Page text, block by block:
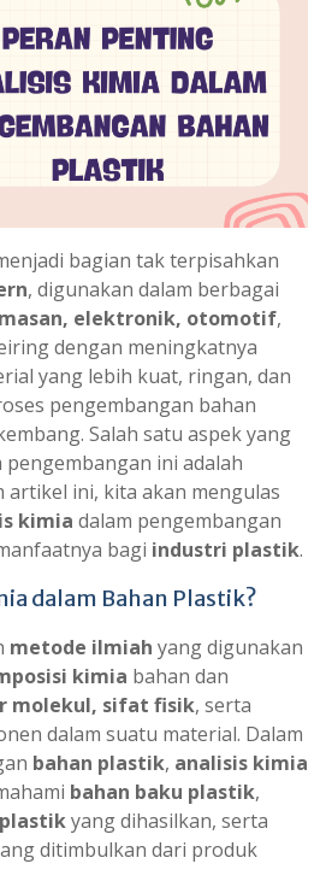
bagian tak terpisahkan
, digunakan dalam berbagai
elektronik, otomotif,
dengan meningkatnya
yang lebih kuat, ringan, dan
pengembangan bahan
Salah satu aspek yang
ini adalah
artikel ini, kita akan mengulas
kimia dalam pengembangan
bagi industri plastik.
dalam Bahan Plastik?
metode ilmiah yang digunakan
kimia bahan dan
molekul, sifat fisik, serta
dalam suatu material. Dalam
bahan plastik, analisis kimia
bahan baku plastik,
yang dihasilkan, serta
ditimbulkan dari produk